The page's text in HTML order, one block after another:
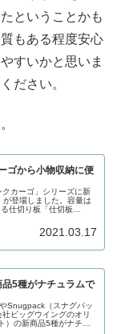
ということかも
もある程度安心
すいかと思いま
ださい。
ゴから小物収納に便
カーゴ」シリーズに新
登場しました。容量は
仕切り板「仕切板
2021.03.17
5種がナチュラムで
Snugpack（スナグパッ
ビッグウイングのオリ
）の新商品5種がナチュ